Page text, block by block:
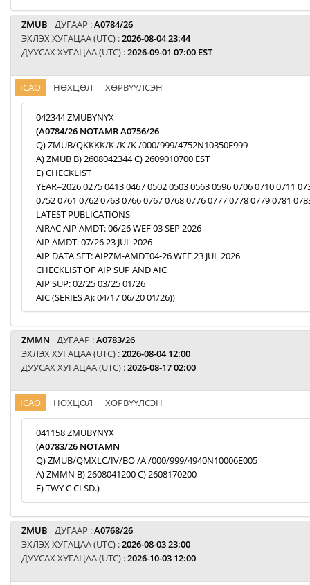
ZMUB ДУГААР :A0784/26
ЭХЛЭХ ХУГАЦАА (UTC) :2026-08-04 23:44
ДУУСАХ ХУГАЦАА (UTC) :2026-09-01 07:00 EST
ICAO НӨХЦӨЛ ХӨРВҮҮЛСЭН
042344 ZMUBYNYX
(A0784/26 NOTAMR A0756/26
Q) ZMUB/QKKKK/K /K /K /000/999/4752N10350E999
A) ZMUB B) 2608042344 C) 2609010700 EST
E) CHECKLIST
YEAR=2026 0275 0413 0467 0502 0503 0563 0596 0706 0710 0711
0752 0761 0762 0763 0766 0767 0768 0776 0777 0778 0779 0781
LATEST PUBLICATIONS
AIRAC AIP AMDT: 06/26 WEF 03 SEP 2026
AIP AMDT: 07/26 23 JUL 2026
AIP DATA SET: AIPZM-AMDT04-26 WEF 23 JUL 2026
CHECKLIST OF AIP SUP AND AIC
AIP SUP: 02/25 03/25 01/26
AIC (SERIES A): 04/17 06/20 01/26))
ZMMN ДУГААР :A0783/26
ЭХЛЭХ ХУГАЦАА (UTC) :2026-08-04 12:00
ДУУСАХ ХУГАЦАА (UTC) :2026-08-17 02:00
ICAO НӨХЦӨЛ ХӨРВҮҮЛСЭН
041158 ZMUBYNYX
(A0783/26 NOTAMN
Q) ZMUB/QMXLC/IV/BO /A /000/999/4940N10006E005
A) ZMMN B) 2608041200 C) 2608170200
E) TWY C CLSD.)
ZMUB ДУГААР :A0768/26
ЭХЛЭХ ХУГАЦАА (UTC) :2026-08-03 23:00
ДУУСАХ ХУГАЦАА (UTC) :2026-10-03 12:00